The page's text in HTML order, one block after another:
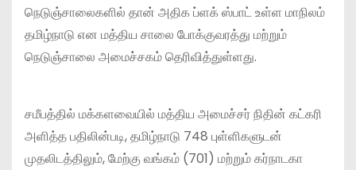
நெடுஞ்சாலைகளில் தான் அதிக ப்ளக் ஸ்பாட் உள்ள மாநிலம்
தமிழ்நாடு என மத்திய சாலை போக்குவரத்து மற்றும்
நெடுஞ்சாலை அமைச்சகம் தெரிவித்துள்ளது.
சமீபத்தில் மக்களவையில் மத்திய அமைச்சர் நிதின் கட்கரி
அளித்த பதிலின்படி, தமிழ்நாடு 748 புள்ளிகளுடன்
முதலிடத்திலும், மேற்கு வங்கம் (701) மற்றும் கர்நாடகா